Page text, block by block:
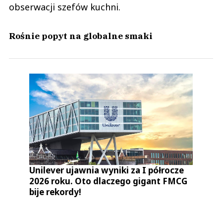
obserwacji szefów kuchni.
Rośnie popyt na globalne smaki
Unilever ujawnia wyniki za I półrocze
2026 roku. Oto dlaczego gigant FMCG
bije rekordy!